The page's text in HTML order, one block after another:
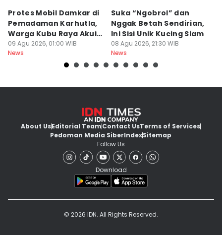
Protes Mobil Damkar di
Pemadaman Karhutla,
Warga Kubu Raya Akui
Khilaf
09 Agu 2026, 01:00 WIB
News
Suka “Ngobrol” dan
Nggak Betah Sendirian,
Ini Sisi Unik Kucing Siam
08 Agu 2026, 21:30 WIB
News
About UsEditorial TeamContact UsTerms of Services
Pedoman Media SiberIndexSitemap
Follow Us
Download
© 2026 IDN. All Rights Reserved.